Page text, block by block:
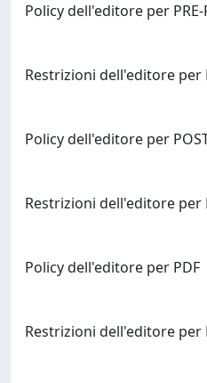
Policy dell'editore per PRE-
Restrizioni dell'editore per
Policy dell'editore per
Restrizioni dell'editore per
Policy dell'editore per PDF
Restrizioni dell'editore per